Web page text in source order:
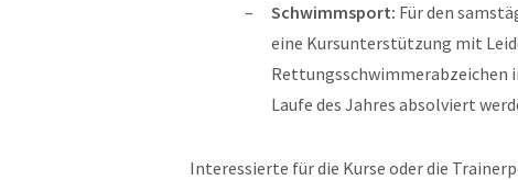
Schwimmsport: Für den
eine Kursunterstützung mit
Rettungsschwimmerabzeichen
Laufe des Jahres absolviert
Interessierte für die Kurse oder die